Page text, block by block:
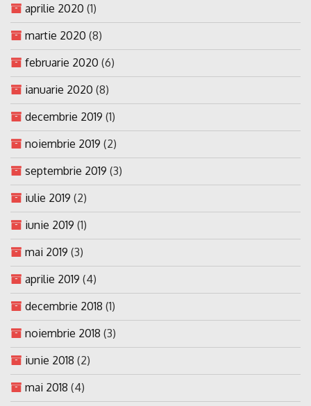
aprilie 2020 (1)
martie 2020 (8)
februarie 2020 (6)
ianuarie 2020 (8)
decembrie 2019 (1)
noiembrie 2019 (2)
septembrie 2019 (3)
iulie 2019 (2)
iunie 2019 (1)
mai 2019 (3)
aprilie 2019 (4)
decembrie 2018 (1)
noiembrie 2018 (3)
iunie 2018 (2)
mai 2018 (4)